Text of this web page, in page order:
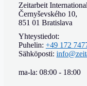
Zeitarbeit
Černyševského 10,
851 01 Bratislava
Yhteystiedot:
Puhelin: +49 172
Sähköposti:
ma-la: 08:00 - 18:00